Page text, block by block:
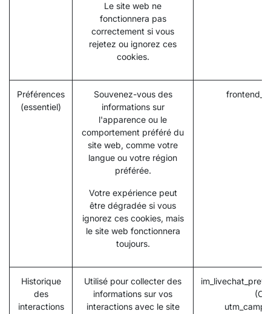
Le site web ne
fonctionnera pas
correctement si vous
rejetez ou ignorez ces
cookies.
Préférences
(essentiel)
Souvenez-vous des
informations sur
l'apparence ou le
comportement préféré du
site web, comme votre
langue ou votre région
préférée.
Votre expérience peut
être dégradée si vous
ignorez ces cookies, mais
le site web fonctionnera
toujours.
Historique
des
interactions
Utilisé pour collecter des
informations sur vos
interactions avec le site